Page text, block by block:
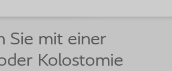
Sie mit einer
Kolostomie